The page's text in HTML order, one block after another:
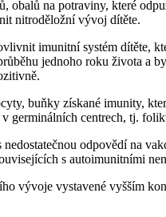
obalů na potraviny, které
nitroděložní vývoj dítěte.
imunitní systém dítěte,
jednoho roku života
buňky získané imunity,
v germinálních centrech, tj.
odpovědí na
s autoimunitními
vývoje vystavené vyšším